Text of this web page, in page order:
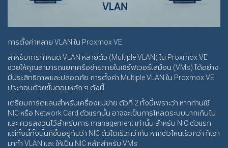
การตั้งค่าหลาย VLAN ใน Proxmox VE
สำหรับการกำหนด VLAN หลายตัว (Multiple VLAN) ใน Proxmox VE
ช่วยให้คุณสามารถแยกเครือข่ายภายในเซิร์ฟเวอร์เสมือน (VMs) ได้อย่าง
มีประสิทธิภาพและปลอดภัย การตั้งค่า Multiple VLAN ใน Proxmox VE
ประกอบด้วยขั้นตอนหลัก ๆ ดังนี้
เตรียมการ์ดแลนสำหรับเครื่องแม่ข่าย ตัวที่ 2 ทั้งนี้เพราะว่า หากท่านใช้
NIC หรือ Network Card ตัวแรกนั้น อาจจะเป็นการโหลดระบบมากเกินไป
และ ควรสงวนไว้สำหรับการ management เท่านั้น สำหรับ NIC ตัวแรก
แต่ทั้งนี้ทั้งนั้นก็ขึ้นอยู่กับว่า NIC ตัวใดเร็วกว่ากัน หากตัวไหนเร็วกว่า ก็เอา
มาทำ VLAN และ ให้เป็น NIC หลักสำหรับ VMs